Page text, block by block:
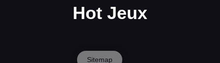
Hot Jeux
Sitemap